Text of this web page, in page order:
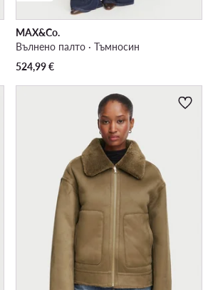
MAX&Co.
Вълнено палто · Тъмносин
524,99€